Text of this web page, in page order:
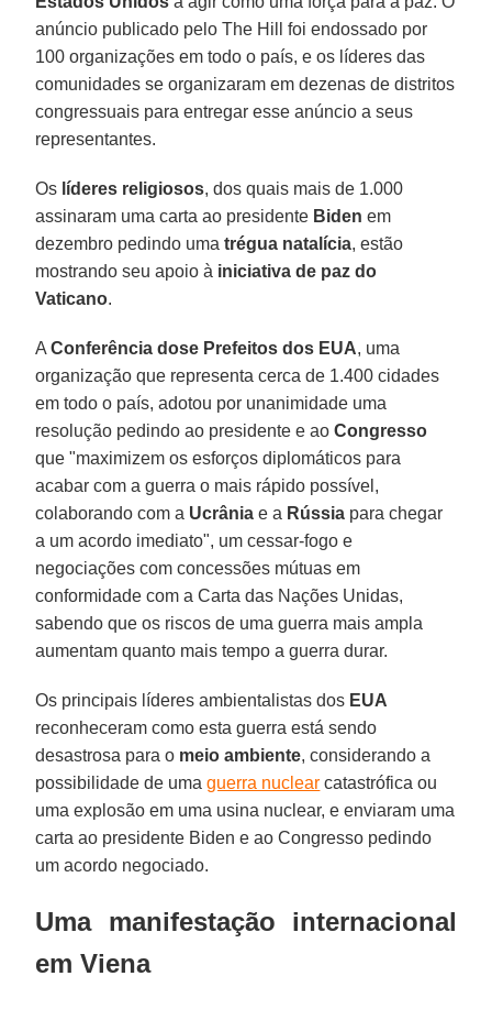
anúncio publicado pelo The Hill foi endossado por
100 organizações em todo o país, e os líderes das
comunidades se organizaram em dezenas de distritos
congressuais para entregar esse anúncio a seus
representantes.
Os líderes religiosos, dos quais mais de 1.000
assinaram uma carta ao presidente Biden em
dezembro pedindo umatrégua natalícia, estão
mostrando seu apoio à iniciativa de paz do
Vaticano.
AConferência dose Prefeitos dos EUA, uma
organização que representa cerca de 1.400 cidades
em todo o país, adotou por unanimidade uma
resolução pedindo ao presidente e aoCongresso
que "maximizem os esforços diplomáticos para
acabar com a guerra o mais rápido possível,
colaborando com a Ucrânia e a Rússia para chegar
a um acordo imediato", um cessar-fogo e
negociações com concessões mútuas em
conformidade com a Carta das Nações Unidas,
sabendo que os riscos de uma guerra mais ampla
aumentam quanto mais tempo a guerra durar.
Os principais líderes ambientalistas dos EUA
reconheceram como esta guerra está sendo
desastrosa para o meio ambiente, considerando a
possibilidade de umaguerra nuclear catastrófica ou
uma explosão em uma usina nuclear, e enviaram uma
carta ao presidente Biden e ao Congresso pedindo
um acordo negociado.
Uma manifestação internacional
em Viena